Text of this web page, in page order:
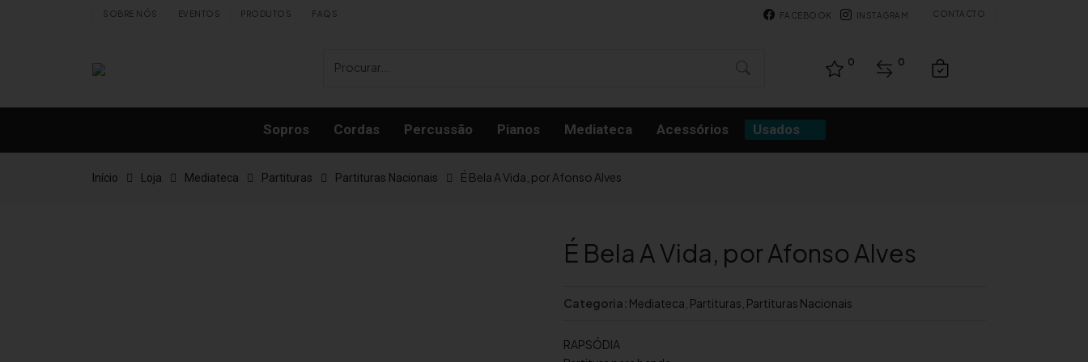
SOBRE NÓS EVENTOS PRODUTOS FAQS FACEBOOK INSTAGRAM CONTACTO
0 0
Sopros Cordas Percussão Pianos Mediateca Acessórios Usados
Início Loja Mediateca Partituras Partituras Nacionais É Bela A Vida, por Afonso Alves
É Bela A Vida, por Afonso Alves
Categoria: Mediateca Partituras Partituras Nacionais
RAPSÓDIA